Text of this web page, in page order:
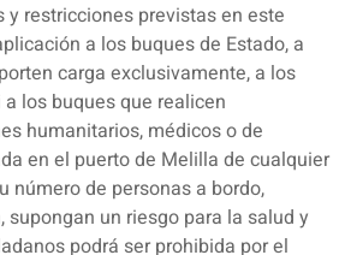
restricciones previstas en este
a los buques de Estado, a
carga exclusivamente, a los
los buques que realicen
humanitarios, médicos o de
en el puerto de Melilla de cualquier
número de personas a bordo,
un riesgo para la salud y
podrá ser prohibida por el